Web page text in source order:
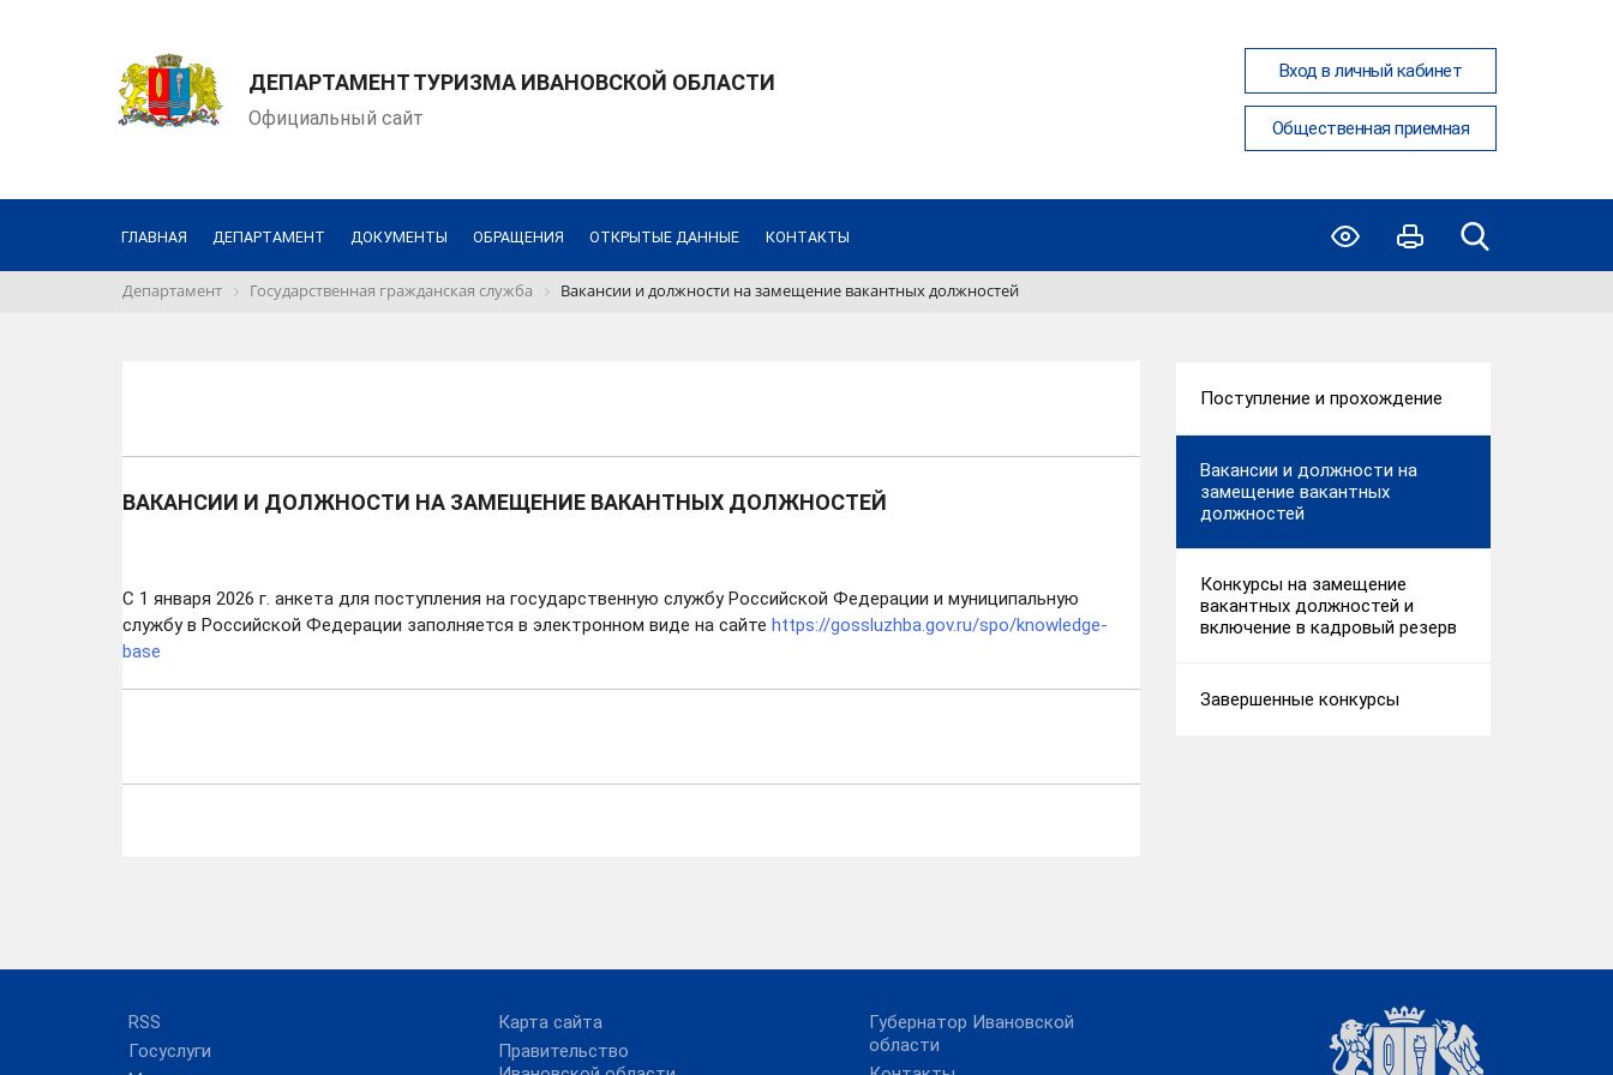
ДЕПАРТАМЕНТ ТУРИЗМА ИВАНОВСКОЙ ОБЛАСТИ
Официальный сайт
Вход в личный кабинет
Общественная приемная
ГЛАВНАЯ ДЕПАРТАМЕНТ ДОКУМЕНТЫ ОБРАЩЕНИЯ ОТКРЫТЫЕ ДАННЫЕ КОНТАКТЫ
Департамент Государственная гражданская служба Вакансии и должности на замещение вакантных должностей
ВАКАНСИИ И ДОЛЖНОСТИ НА ЗАМЕЩЕНИЕ ВАКАНТНЫХ ДОЛЖНОСТЕЙ
C 1 января 2026 г. анкета для поступления на государственную службу Российской Федерации и муниципальную
службу в Российской Федерации заполняется в электронном виде на сайте https://gossluzhba.gov.ru/spo/knowledge-
base
Поступление и прохождение
Вакансии и должности на
замещение вакантных
должностей
Конкурсы на замещение
вакантных должностей и
включение в кадровый резерв
Завершенные конкурсы
RSS
Госуслуги
Карта сайта
Правительство
Губернатор Ивановской
области